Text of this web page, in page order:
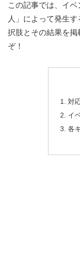
この記事では、イ
人」によって発生
択肢とその結果を掲
ぞ！
対
イ
各